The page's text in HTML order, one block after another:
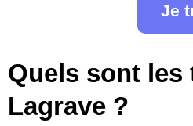
Je
Quels sont les
Lagrave ?